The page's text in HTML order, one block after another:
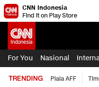
CNN Indonesia
Find it on Play Store
For You Nasional
TRENDING Piala AFF